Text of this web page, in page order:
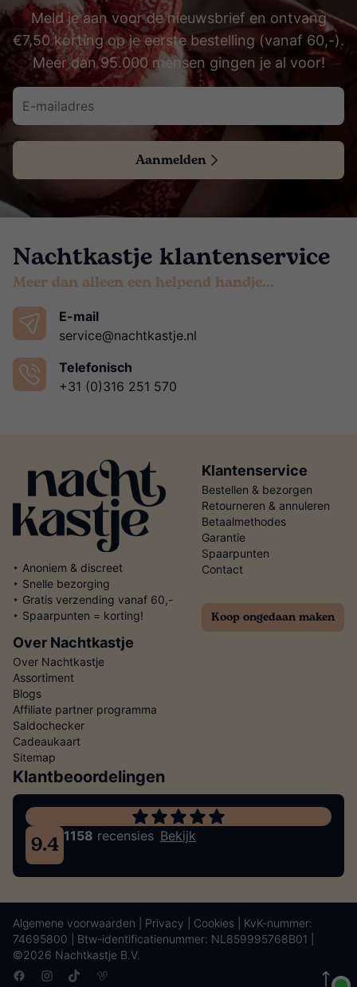
Meld je aan voor de nieuwsbrief en ontvang
€7,50 korting op je eerste bestelling (vanaf 60,-).
Meer dan 95.000 mensen gingen je al voor!
Aanmelden
Nachtkastje klantenservice
Meer dan alleen een helpend handje…
E-mail
service@nachtkastje.nl
Telefonisch
+31 (0)316 251 570
‣ Anoniem & discreet
‣ Snelle bezorging
‣ Gratis verzending vanaf 60,-
‣ Spaarpunten = korting!
Klantenservice
Bestellen & bezorgen
Retourneren & annuleren
Betaalmethodes
Garantie
Spaarpunten
Contact
Koop ongedaan maken
Over Nachtkastje
Over Nachtkastje
Assortiment
Blogs
Affiliate partner programma
Saldochecker
Cadeaukaart
Sitemap
Klantbeoordelingen
9.4 1158 recensies Bekijk
Algemene voorwaarden Privacy Cookies | KvK-nummer:
74695800 | Btw-identificatienummer: NL859995768B01 |
©2026 Nachtkastje B.V.
FacebookInstagram
TikTokVimeo